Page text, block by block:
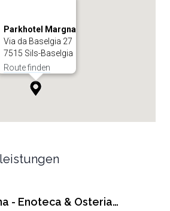
Parkhotel Margna
Via da Baselgia 27
7515 Sils-Baselgia
Route finden
- Enoteca & Osteria